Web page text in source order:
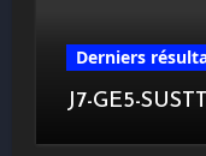
Derniers
J7-GE5-